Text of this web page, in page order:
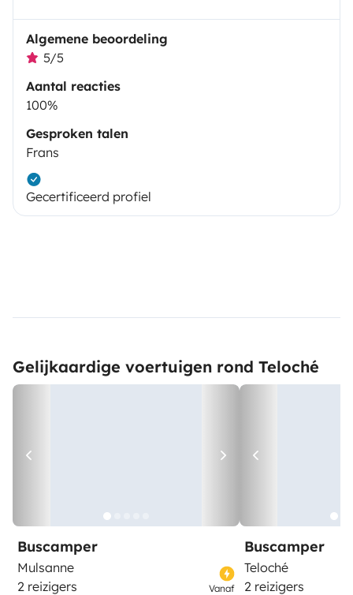
Algemene beoordeling
5/5
Aantal reacties
100%
Gesproken talen
Frans
Gecertificeerd profiel
Gelijkaardige voertuigen rond Teloché
Buscamper
Mulsanne
2 reizigers
Vanaf
Buscamper
Teloché
2 reizigers